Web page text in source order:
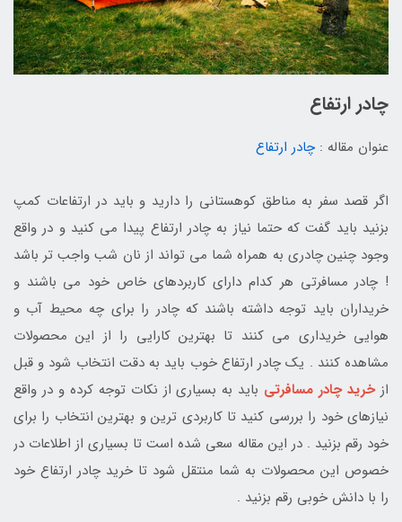
چادر ارتفاع
عنوان مقاله :چادر ارتفاع
اگر قصد سفر به مناطق کوهستانی را دارید و باید در ارتفاعات کمپ
بزنید باید گفت که حتما نیاز به چادر ارتفاع پیدا می کنید و در واقع
وجود چنین چادری به همراه شما می تواند از نان شب واجب تر باشد
! چادر مسافرتی هر کدام دارای کاربردهای خاص خود می باشند و
خریداران باید توجه داشته باشند که چادر را برای چه محیط آب و
هوایی خریداری می کنند تا بهترین کارایی را از این محصولات
مشاهده کنند . یک چادر ارتفاع خوب باید به دقت انتخاب شود و قبل
ازخرید چادر مسافرتی باید به بسیاری از نکات توجه کرده و در واقع
نیازهای خود را بررسی کنید تا کاربردی ترین و بهترین انتخاب را برای
خود رقم بزنید . در این مقاله سعی شده است تا بسیاری از اطلاعات در
خصوص این محصولات به شما منتقل شود تا خرید چادر ارتفاع خود
را با دانش خوبی رقم بزنید .